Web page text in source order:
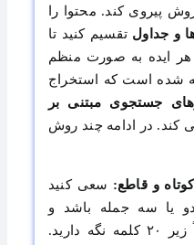
پیروی کند. محتوا را
و جداول تقسیم کنید تا
ایده به ‌صورت منظم
شده است که استخراج
جستجوی مبتنی بر
‌کند. در ادامه چند روش
و قاطع: سعی کنید
یا سه جمله باشد و
جملات خود را ترجیحاً زیر ۲۰ کلمه نگه دارید.